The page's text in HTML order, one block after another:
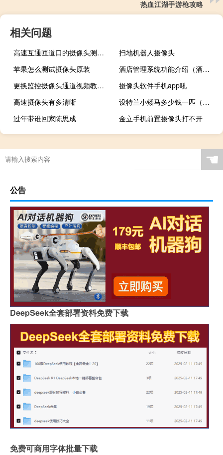
热血江湖手游枪攻略
相关问题
高速互通匝道口的摄像头测速吗
扫地机器人摄像头
苹果怎么测试摄像头原装
酒店管理系统功能介绍（酒店管理系统排名）
更换监控摄像头通道视频教程设置
摄像头软件手机app吼
高速摄像头有多清晰
设特兰小矮马多少钱一匹（小矮马多少钱一匹）
过年带谁回家陈思成
金立手机前置摄像头打不开
☚
公告
DeepSeek全套部署资料免费下载
免费可商用字体批量下载